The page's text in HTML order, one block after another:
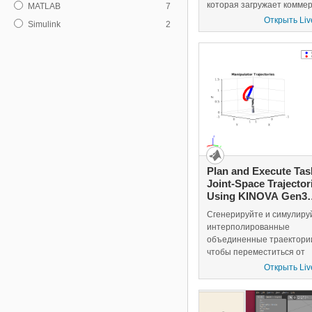
7
MATLAB
2
Simulink
которая загружает
доступные модели
Универсальный Robots™
cobot, Бостон гуманоид
Dynamics™ и Генерал
сгенерировать
настройки и
моделями робота.
Открыть
Plan and Execute
Joint-Space
Using KINOVA Gen3
Manipulator
Сгенерируйте и
интерполированные
объединенные
чтобы переместиться от
начальной буквы до
положения
элемента конца.
траекторий основана на
Открыть